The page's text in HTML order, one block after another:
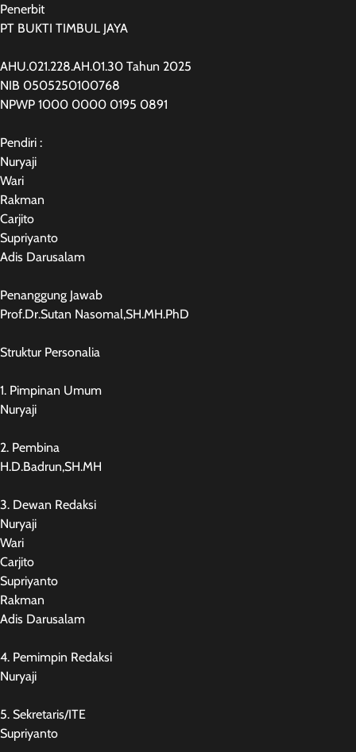
Penerbit
PT BUKTI TIMBUL JAYA
AHU.021.228.AH.01.30 Tahun 2025
NIB 0505250100768
NPWP 1000 0000 0195 0891
Pendiri :
Nuryaji
Wari
Rakman
Carjito
Supriyanto
Adis Darusalam
Penanggung Jawab
Prof.Dr.Sutan Nasomal,SH.MH.PhD
Struktur Personalia
1. Pimpinan Umum
Nuryaji
2. Pembina
H.D.Badrun,SH.MH
3. Dewan Redaksi
Nuryaji
Wari
Carjito
Supriyanto
Rakman
Adis Darusalam
4. Pemimpin Redaksi
Nuryaji
5. Sekretaris/ITE
Supriyanto